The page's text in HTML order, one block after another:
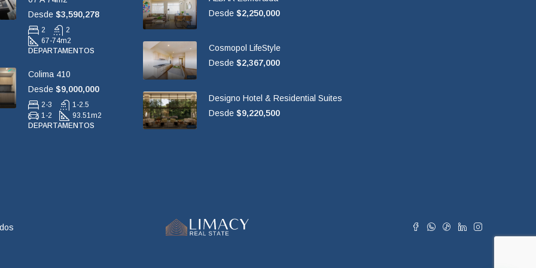
Desde $3,590,278
2
2
67-74m2
DEPARTAMENTOS
Colima 410
Desde $9,000,000
2-3
1-2.5
1-2
93.51m2
DEPARTAMENTOS
Desde $2,250,000
Cosmopol LifeStyle
Desde $2,367,000
Designo Hotel & Residential Suites
Desde $9,220,500